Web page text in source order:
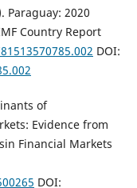
Paraguay: 2020
Country Report
DOI:
of
Evidence from
Financial Markets
DOI: